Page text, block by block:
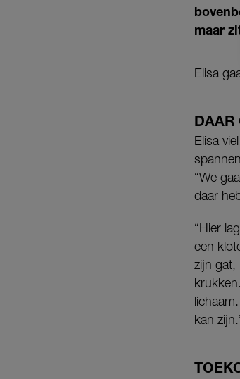
maar
Elisa
DAAR
Elisa
“We
daar
“Hier
een
zijn gat,
kan